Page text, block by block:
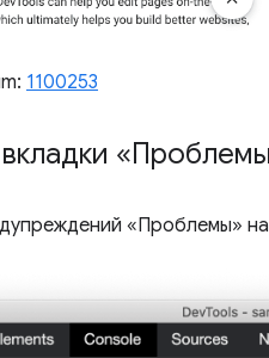
1100253
«Проблемы»